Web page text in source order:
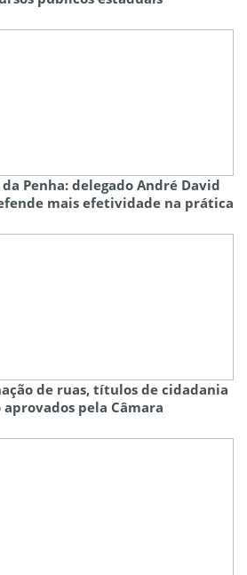
Penha: delegado André David
mais efetividade na prática
de ruas, títulos de cidadania
pela Câmara